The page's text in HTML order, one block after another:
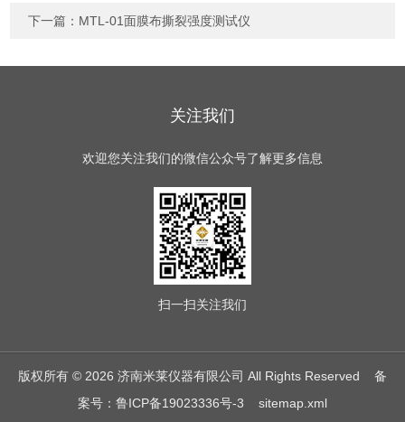
下一篇： MTL-01面膜布撕裂强度测试仪
关注我们
欢迎您关注我们的微信公众号了解更多信息
扫一扫关注我们
版权所有 © 2026 济南米莱仪器有限公司 All Rights Reserved 备
案号：鲁ICP备19023336号-3
sitemap.xml